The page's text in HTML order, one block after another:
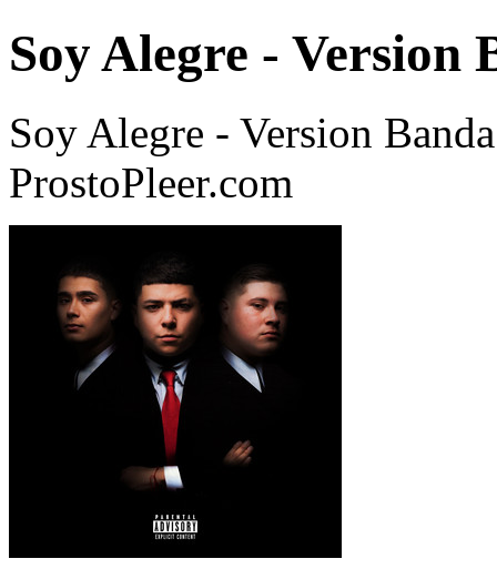
Soy Alegre - Version
Soy Alegre - Version
ProstoPleer.com